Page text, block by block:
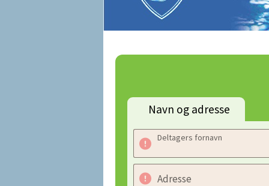
Navn og adresse
Deltagers fornavn
Adresse